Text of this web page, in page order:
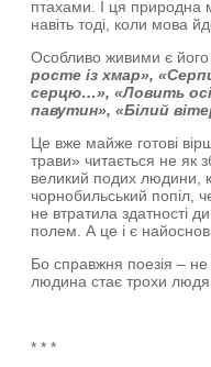
птахами. І ця природна
навіть тоді, коли мова
Особливо живими є
росте із хмар»,
серцю…», «Ловить
павутин», «Білий
Це вже майже готові
трави» читається не як
великий подих людини,
чорнобильський попіл,
не втратила здатності
полем. А це і є
Бо справжня поезія –
людина стає трохи
* * *